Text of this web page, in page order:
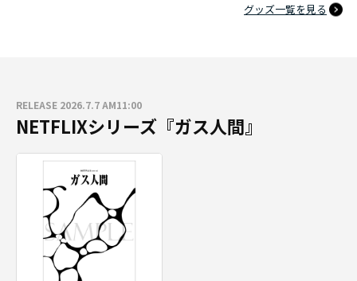
グッズ一覧を見る
RELEASE 2026.7.7 AM11:00
NETFLIXシリーズ『ガス人間』